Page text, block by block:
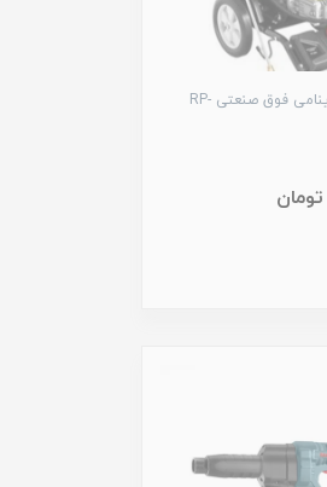
کارواش ۲۳۰بار دینامی فوق صنعتی RP-